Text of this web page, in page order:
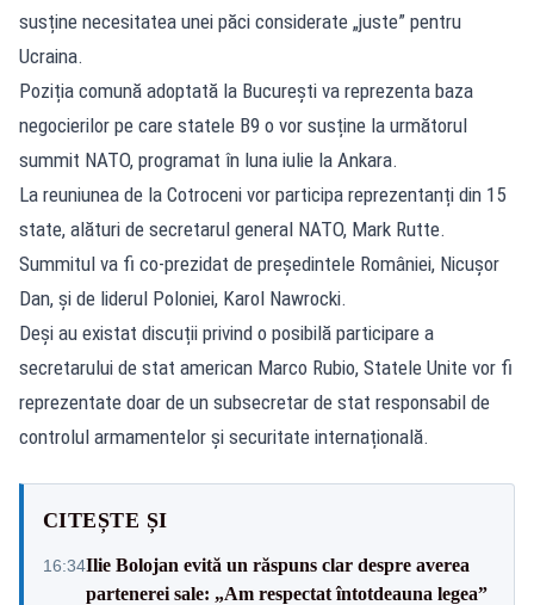
susține necesitatea unei păci considerate „juste” pentru
Ucraina.
Poziția comună adoptată la București va reprezenta baza
negocierilor pe care statele B9 o vor susține la următorul
summit NATO, programat în luna iulie la Ankara.
La reuniunea de la Cotroceni vor participa reprezentanți din 15
state, alături de secretarul general NATO, Mark Rutte.
Summitul va fi co-prezidat de președintele României, Nicușor
Dan, și de liderul Poloniei, Karol Nawrocki.
Deși au existat discuții privind o posibilă participare a
secretarului de stat american Marco Rubio, Statele Unite vor fi
reprezentate doar de un subsecretar de stat responsabil de
controlul armamentelor și securitate internațională.
CITEȘTE ȘI
16:34Ilie Bolojan evită un răspuns clar despre averea
partenerei sale: „Am respectat întotdeauna legea”